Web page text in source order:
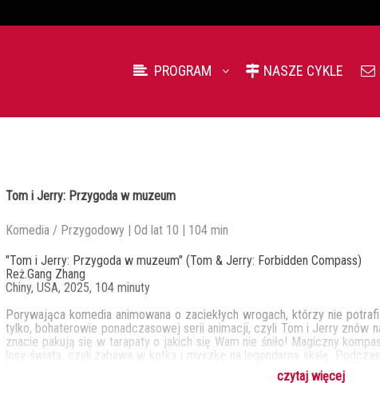
PROGRAM NASZE CYKLE
Tom i Jerry: Przygoda w muzeum
Komedia / Przygodowy | Od lat 10 | 104 min
"Tom i Jerry: Przygoda w muzeum" (Tom & Jerry: Forbidden Compass)
Reż.Gang Zhang
Chiny, USA, 2025, 104 minuty
Porywająca komedia animowana o zaciekłych wrogach, którzy nie
tylko, bohaterowie ponadczasowej serii animacji, czyli Tom i Jerry znów
znacie pakują się w tarapaty o jakich się Wam nie śniło! Magiczny
losy świata, czyli zabawa w kotka i myszkę na legendarną skalę.
Tom i Jerry przypadkowo uruchamiają mityczny Astralny Kompas, który
rodem ze starożytnych legend. Tom zostaje uznany za bóstwo i staje
czytaj więcej